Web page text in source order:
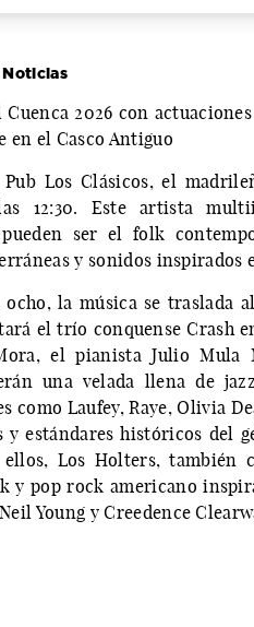
2026 con
en el Casco Antiguo
Los Clásicos, el
12:30. Este artista
ser el folk
y sonidos inspirados
la música se traslada
el trío conquense Crash
el pianista Julio Mula
una velada llena de
como Laufey, Raye, Olivia
y estándares históricos del
ellos, Los Holters, también
y pop rock americano
Young y Creedence